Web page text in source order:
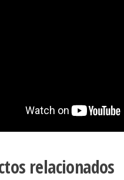
relacionados